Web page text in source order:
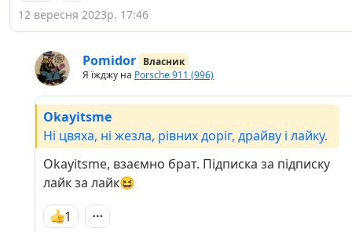
12 вересня 2023р. 17:46
Pomidor Власник
Я їжджу на Porsche 911 (996)
Okayitsme
Ні цвяха, ні жезла, рівних доріг, драйву і лайку.
Okayitsme, взаємно брат. Підписка за підписку
лайк за лайк😆
1